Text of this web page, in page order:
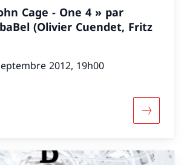
Cage - One 4 » par
baBel (Olivier Cuendet, Fritz
2012, 19h00